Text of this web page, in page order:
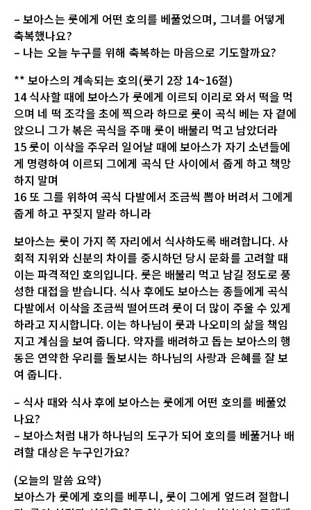
– 보아스는 룻에게 어떤 호의를 베풀었으며, 그녀를 어떻게
축복했나요?
– 나는 오늘 누구를 위해 축복하는 마음으로 기도할까요?
** 보아스의 계속되는 호의(룻기 2장 14~16절)
14 식사할 때에 보아스가 룻에게 이르되 이리로 와서 떡을 먹
으며 네 떡 조각을 초에 찍으라 하므로 룻이 곡식 베는 자 곁에
앉으니 그가 볶은 곡식을 주매 룻이 배불리 먹고 남았더라
15 룻이 이삭을 주우러 일어날 때에 보아스가 자기 소년들에
게 명령하여 이르되 그에게 곡식 단 사이에서 줍게 하고 책망
하지 말며
16 또 그를 위하여 곡식 다발에서 조금씩 뽑아 버려서 그에게
줍게 하고 꾸짖지 말라 하니라
보아스는 룻이 가지 쪽 자리에서 식사하도록 배려합니다. 사
회적 지위와 신분의 차이를 중시하던 당시 문화를 고려할 때
이는 파격적인 호의입니다. 룻은 배불리 먹고 남길 정도로 풍
성한 대접을 받습니다. 식사 후에도 보아스는 종들에게 곡식
다발에서 이삭을 조금씩 떨어뜨려 룻이 더 많이 주울 수 있게
하라고 지시합니다. 이는 하나님이 룻과 나오미의 삶을 책임
지고 계심을 보여 줍니다. 약자를 배려하고 돕는 보아스의 행
동은 연약한 우리를 돌보시는 하나님의 사랑과 은혜를 잘 보
여 줍니다.
– 식사 때와 식사 후에 보아스는 룻에게 어떤 호의를 베풀었
나요?
– 보아스처럼 내가 하나님의 도구가 되어 호의를 베풀거나 배
려할 대상은 누구인가요?
(오늘의 말씀 요약)
보아스가 룻에게 호의를 베푸니, 룻이 그에게 엎드려 절합니